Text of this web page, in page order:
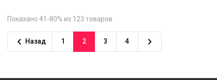
Показано 41-80% из 123 товаров
 Назад 1 2 3 4 